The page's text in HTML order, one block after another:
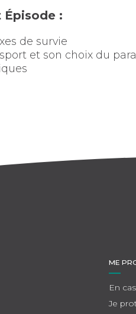
Épisode :
de survie
et son choix du
ME
En
Je